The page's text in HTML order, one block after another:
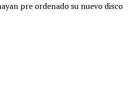
pre ordenado su nuevo disco